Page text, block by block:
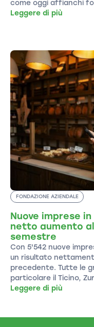
come oggi affianchi
Leggere di più
FONDAZIONE AZIENDALE
Nuove imprese
netto aumento
semestre
Con 5'542 nuove
un risultato
precedente. Tutte le
particolare il Ticino,
Leggere di più